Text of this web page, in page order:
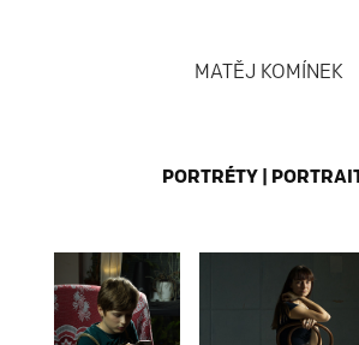
MATĚJ KOMÍNEK
PORTRÉTY |